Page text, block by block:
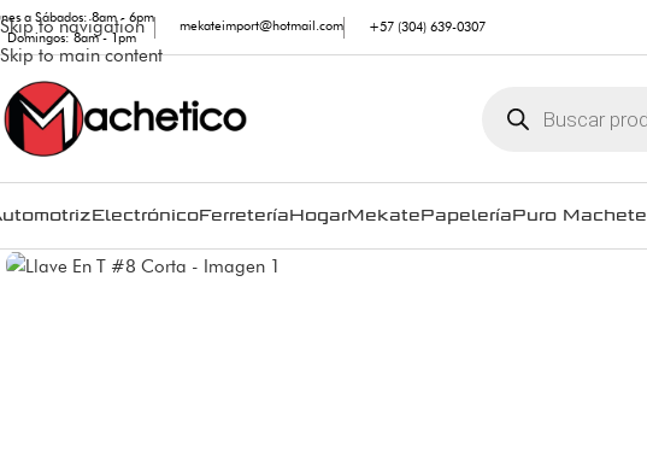
Skip to navigation
Skip to main content
a Sábados: 8am - 6pm
Domingos: 8am - 1pm
mekateimport@hotmail.com +57 (304) 639-0307
ElectrónicoFerreteríaHogarMekatePapeleríaPuro Machete